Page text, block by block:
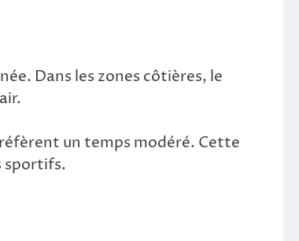
Dans les zones côtières, le
un temps modéré. Cette
sportifs.